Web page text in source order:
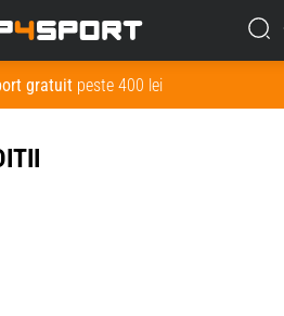
gratuitpeste 400 lei